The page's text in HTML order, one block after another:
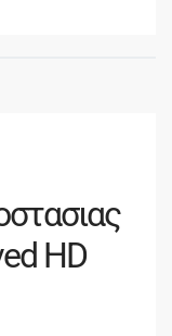
HD